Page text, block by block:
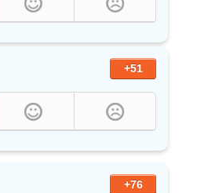
+51
+76